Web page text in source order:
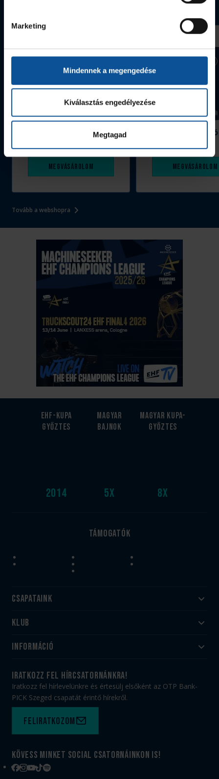
Marketing
Mindennek a megengedése
Kiválasztás engedélyezése
Megtagad
Tovább a webshopra
Grafitceruza 25/26
Megvásárolom
1 090 Ft
Megvásárolom
EHF-Kupa
győztes
2014
Magyar
bajnok
5x
Magyar kupa-
győztes
8x
Támogatók
Csapataink
Felnőtt
Utánpótlás
Klub
#HandballFamily
Munkatársaink
PICK Aréna
Sajtóakkreditáció
Információ
Jegy- és bérletvásárlás
Webshop
Adatvédelem
Felhasználási feltételek
Kapcsolat
iratkozz fel hírcsatornánkra!
Iratkozz fel hírlevelünkre és értesülj elsőként az OTP Bank-
PICK Szeged csapatát érintő hírekről.
Feliratkozom
Kövess minket social csatornáinkon is!
Facebook
Instagram
YouTube
TikTokSpotify